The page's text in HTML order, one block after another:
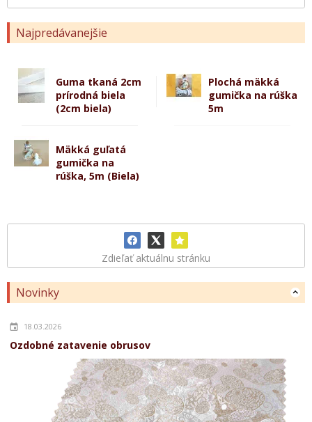
Najpredávanejšie
Guma tkaná 2cm
prírodná biela
(2cm biela)
Plochá mäkká
gumička na rúška
5m
Mäkká guľatá
gumička na
rúška, 5m (Biela)
Zdieľať aktuálnu stránku
Novinky
18.03.2026
Ozdobné zatavenie obrusov